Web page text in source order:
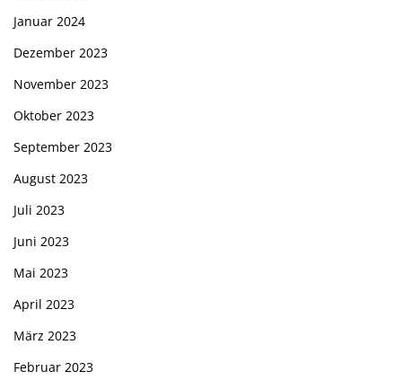
Januar 2024
Dezember 2023
November 2023
Oktober 2023
September 2023
August 2023
Juli 2023
Juni 2023
Mai 2023
April 2023
März 2023
Februar 2023